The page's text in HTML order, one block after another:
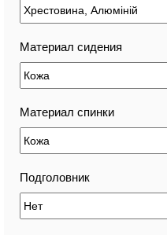
Материал сидения
Материал спинки
Подголовник